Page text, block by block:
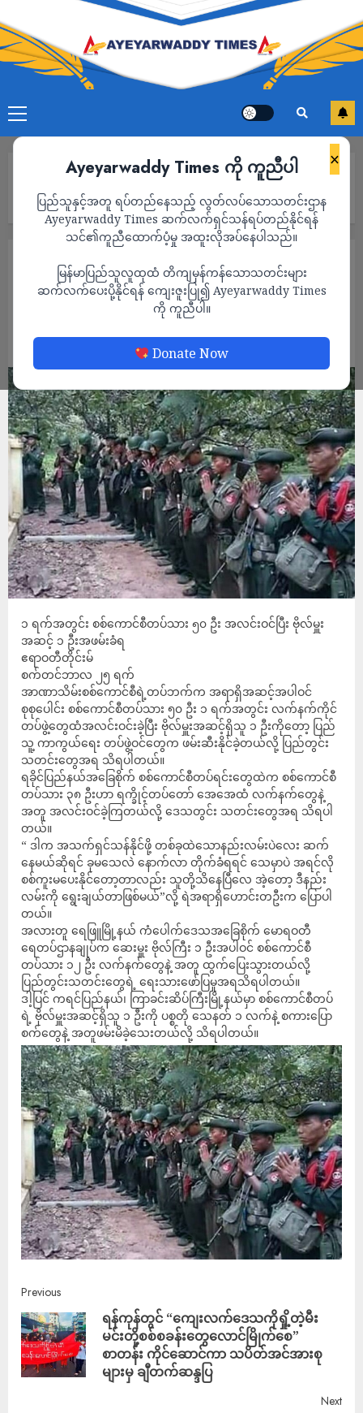
×
Ayeyarwaddy Times ကို ကူညီပါ
ပြည်သူနှင့်အတူ ရပ်တည်နေသည့် လွတ်လပ်သောသတင်းဌာန
Ayeyarwaddy Times ဆက်လက်ရှင်သန်ရပ်တည်နိုင်ရန်
သင်၏ကူညီထောက်ပံ့မှု အထူးလိုအပ်နေပါသည်။
မြန်မာပြည်သူလူထုထံ တိကျမှန်ကန်သောသတင်းများ
ဆက်လက်ပေးပို့နိုင်ရန် ကျေးဇူးပြု၍ Ayeyarwaddy Times
ကို ကူညီပါ။
Donate Now
အဆင့် ၁ ဦးအဖမ်းခံရ
၁ ရက်အတွင်း စစ်ကောင်စီတပ်သား ၅၀ ဦး
အလင်းဝင်ပြီး ဗိုလ်မှူးအဆင့် ၁ ဦးအဖမ်းခံရ
ADMIN
၁ ရက်အတွင်း စစ်ကောင်စီတပ်သား ၅၀ ဦး အလင်းဝင်ပြီး ဗိုလ်မှူး
အဆင့် ၁ ဦးအဖမ်းခံရ
ဧရာဝတီတိုင်းမ်
စက်တင်ဘာလ ၂၅ ရက်
အာဏာသိမ်းစစ်ကောင်စီရဲ့တပ်ဘက်က အရာရှိအဆင့်အပါဝင်
စုစုပေါင်း စစ်ကောင်စီတပ်သား ၅၀ ဦး ၁ ရက်အတွင်း လက်နက်ကိုင်
တပ်ဖွဲ့တွေထံအလင်းဝင်းခဲ့ပြီး ဗိုလ်မှူးအဆင့်ရှိသူ ၁ ဦးကိုတော့ ပြည်
သူ့ ကာကွယ်ရေး တပ်ဖွဲ့ဝင်တွေက ဖမ်းဆီးနိုင်ခဲ့တယ်လို့ ပြည်တွင်း
သတင်းတွေအရ သိရပါတယ်။
ရခိုင်ပြည်နယ်အခြေစိုက် စစ်ကောင်စီတပ်ရင်းတွေထဲက စစ်ကောင်စီ
တပ်သား ၃၈ ဦးဟာ ရက္ခိုင့်တပ်တော် အေအေထံ လက်နက်တွေနဲ့
အတူ အလင်းဝင်ခဲ့ကြတယ်လို့ ဒေသတွင်း သတင်းတွေအရ သိရပါ
တယ်။
“ ဒါက အသက်ရှင်သန်နိုင်ဖို့ တစ်ခုထဲသောနည်းလမ်းပဲလေး ဆက်
နေမယ်ဆိုရင် ခုမသေလဲ နောက်လာ တိုက်ခံရရင် သေမှာပဲ အရင်လို
စစ်ကူးမပေးနိုင်တော့တာလည်း သူတို့သိနေပြီလေ အဲ့တော့ ဒီနည်း
လမ်းကို ရွေးချယ်တာဖြစ်မယ်”လို့ ရဲအရာရှိဟောင်းတဦးက ပြောပါ
တယ်။
အလားတူ ရေဖြူမြို့နယ် ကံပေါက်ဒေသအခြေစိုက် မောရဝတီ
ရေတပ်ဌာနချုပ်က ဆေးမှူး ဗိုလ်ကြီး ၁ ဦးအပါဝင် စစ်ကောင်စီ
တပ်သား ၁၂ ဦး လက်နက်တွေနဲ့ အတူ ထွက်ပြေးသွားတယ်လို့
ပြည်တွင်းသတင်းတွေရဲ့ ရေးသားဖော်ပြမှုအရသိရပါတယ်။
ဒါ့ပြင် ကရင်ပြည်နယ်၊ ကြာခင်းဆိပ်ကြီးမြို့နယ်မှာ စစ်ကောင်စီတပ်
ရဲ့ ဗိုလ်မှူးအဆင့်ရှိသူ ၁ ဦးကို ပစ္စတို သေနတ် ၁ လက်နဲ့ စကားပြော
စက်တွေနဲ့ အတူဖမ်းမိခဲ့သေးတယ်လို့ သိရပါတယ်။
Previous
ရန်ကုန်တွင် “ကျေးလက်ဒေသကိုရှို့တဲ့မီး
မင်းတို့စစ်စခန်းတွေလောင်မြိုက်စေ”
စာတန်း ကိုင်ဆောင်ကာ သပိတ်အင်အားစု
များမှ ချီတက်ဆန္ဒပြ
Next